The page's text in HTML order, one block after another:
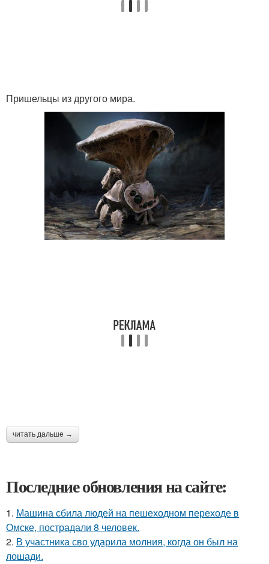
Пришельцы из другого мира.
читать дальше →
Последние обновления на сайте:
1. Машина сбила людей на пешеходном переходе в
Омске, пострадали 8 человек.
2. В участника сво ударила молния, когда он был на
лошади.